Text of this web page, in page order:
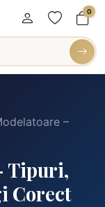
0
–
Tipuri,
Corect